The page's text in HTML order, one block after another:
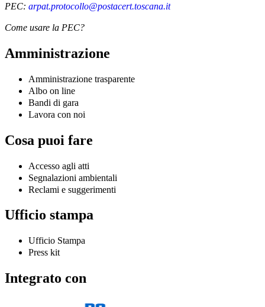
PEC: arpat.protocollo@postacert.toscana.it
Come usare la PEC?
Amministrazione
Amministrazione trasparente
Albo on line
Bandi di gara
Lavora con noi
Cosa puoi fare
Accesso agli atti
Segnalazioni ambientali
Reclami e suggerimenti
Ufficio stampa
Ufficio Stampa
Press kit
Integrato con